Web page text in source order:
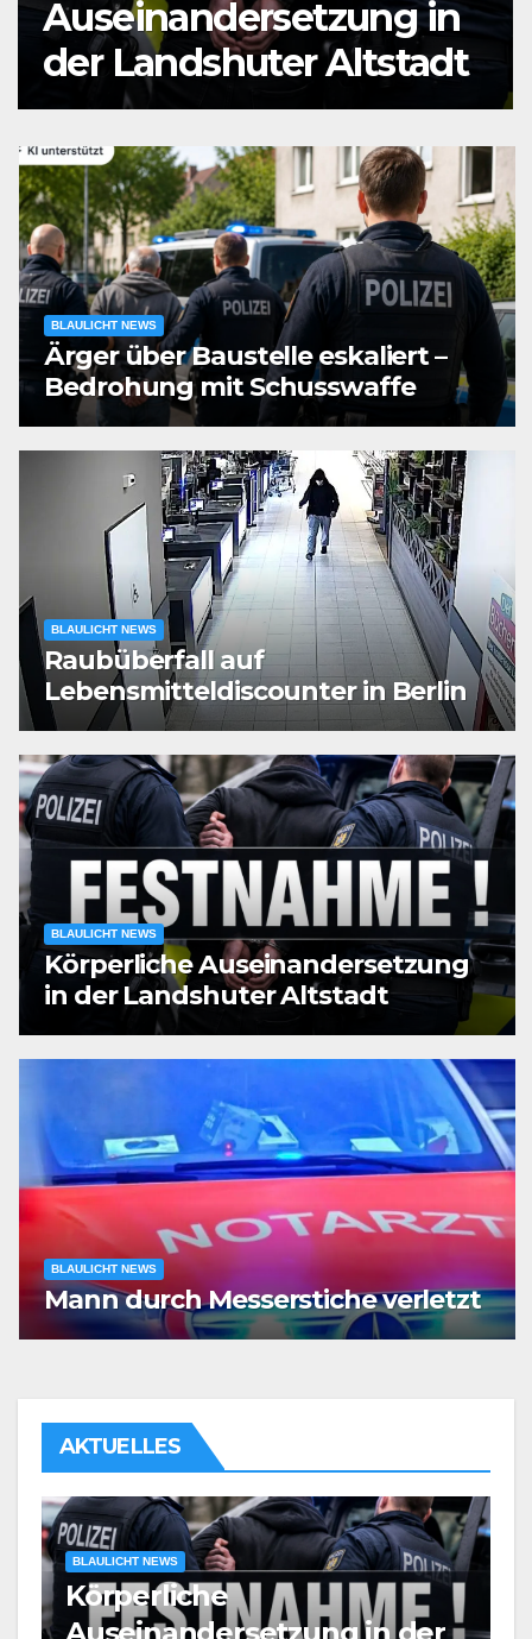
Mann durch
Messerstiche verletzt
BLAULICHT NEWS
Ärger über Baustelle eskaliert –
Bedrohung mit Schusswaffe
BLAULICHT NEWS
Raubüberfall auf
Lebensmitteldiscounter in Berlin
BLAULICHT NEWS
Körperliche Auseinandersetzung
in der Landshuter Altstadt
BLAULICHT NEWS
Mann durch Messerstiche verletzt
AKTUELLES
BLAULICHT NEWS